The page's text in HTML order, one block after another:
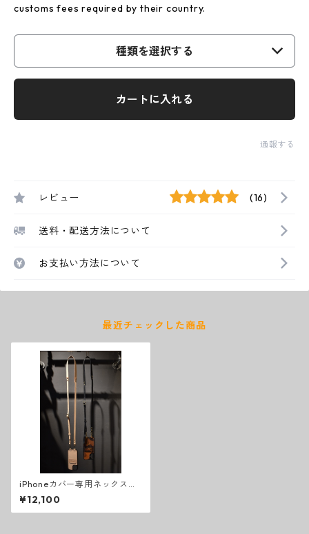
customs fees required by their country.
種類を選択する
カートに入れる
通報する
レビュー (16)
送料・配送方法について
お支払い方法について
最近チェックした商品
iPhoneカバー専用ネックスト
ラップ
¥12,100